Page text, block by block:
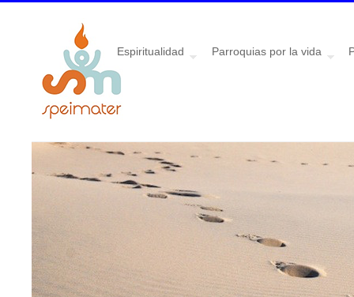
Espiritualidad Parroquias por la vida